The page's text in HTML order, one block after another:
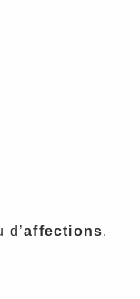
d’affections.